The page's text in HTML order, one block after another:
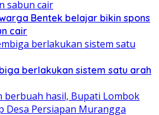
Bentek belajar bikin spons
cair
berlakukan sistem satu arah